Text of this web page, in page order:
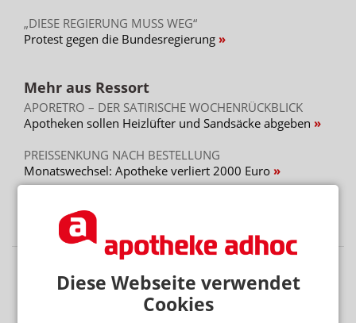
Diese Webseite verwendet
Cookies
„DIESE REGIERUNG MUSS WEG“
Protest gegen die Bundesregierung
Mehr aus Ressort
APORETRO – DER SATIRISCHE WOCHENRÜCKBLICK
Apotheken sollen Heizlüfter und Sandsäcke abgeben
PREISSENKUNG NACH BESTELLUNG
Monatswechsel: Apotheke verliert 2000 Euro
Urteil verbietet Rezepturen im Sprechstundenbedarf